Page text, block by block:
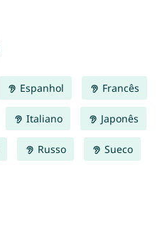
Espanhol Francês
Italiano Japonês
Russo Sueco